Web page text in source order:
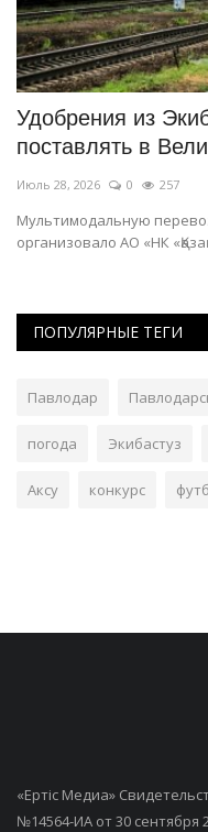
В Павлодаре
отметят большим
Июль 3, 2026 0 151
Праздничное действо
ПОПУЛЯРНЫЕ ТЕГИ
Павлодар
погода Экибастуз
Аксу конкурс
«Ертiс Медиа»
№14564-ИА от 30 сентября